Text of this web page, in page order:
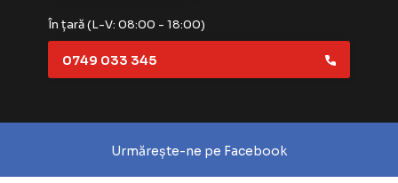
În țară (L-V: 08:00 - 18:00)
0749 033 345
Urmărește-ne pe Facebook